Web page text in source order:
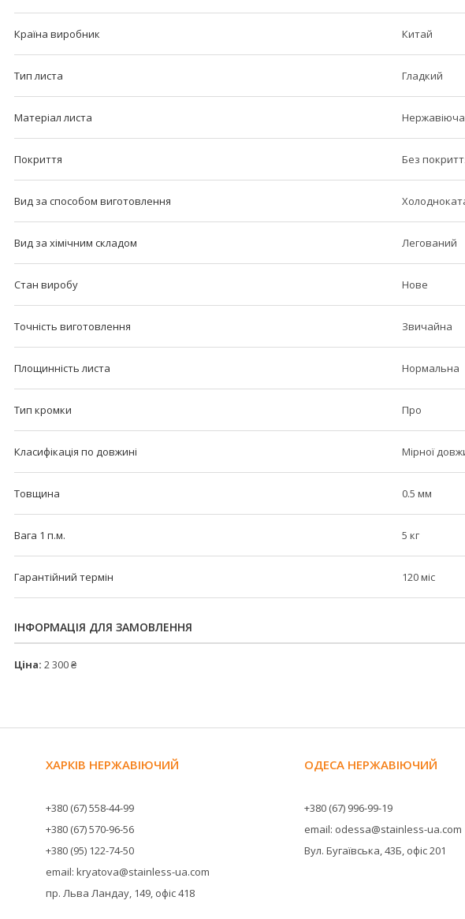
Країна виробник Китай
Тип листа Гладкий
Матеріал листа
Покриття Без
Вид за способом виготовлення
Вид за хімічним складом Легований
Стан виробу Нове
Точність виготовлення Звичайна
Площинність листа Нормальна
Тип кромки Про
Класифікація по довжині Мірної
Товщина 0.5 мм
Вага 1 п.м. 5 кг
Гарантійний термін 120 міс
ІНФОРМАЦІЯ ДЛЯ ЗАМОВЛЕННЯ
Ціна: 2 300 ₴
ХАРКІВ НЕРЖАВІЮЧИЙ
+380 (67) 558-44-99
+380 (67) 570-96-56
+380 (95) 122-74-50
email: kryatova@stainless-ua.com
пр. Льва Ландау, 149, офіс 418
ОДЕСА НЕРЖАВІЮЧИЙ
+380 (67) 996-99-19
email: odessa@stainless-ua.com
Вул. Бугаївська, 43Б, офіс 201